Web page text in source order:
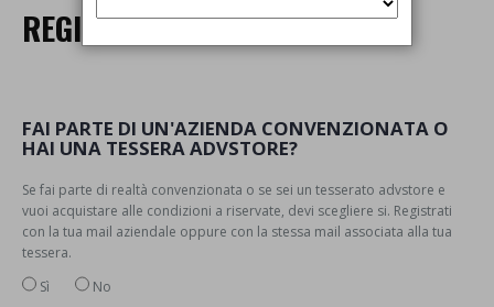
REGISTRAZIONE UTENTI
FAI PARTE DI UN'AZIENDA CONVENZIONATA O
HAI UNA TESSERA ADVSTORE?
Se fai parte di realtà convenzionata o se sei un tesserato advstore e
vuoi acquistare alle condizioni a riservate, devi scegliere si. Registrati
con la tua mail aziendale oppure con la stessa mail associata alla tua
tessera.
Sì
No